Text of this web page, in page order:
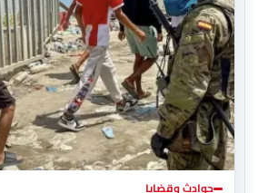
حوادث وقضايا